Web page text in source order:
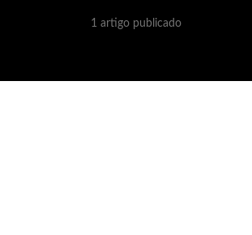
1 artigo publicado